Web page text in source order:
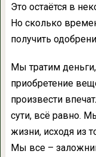
Это остаётся в
Но сколько
получить
Мы тратим
приобретение
произвести
сути, всё равно.
жизни, исходя из
Мы все –